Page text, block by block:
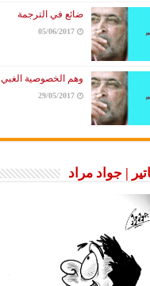
ضائع في الترجمة
05/06/2017
وهم الخصوصية الغبي
29/05/2017
| جواد مراد